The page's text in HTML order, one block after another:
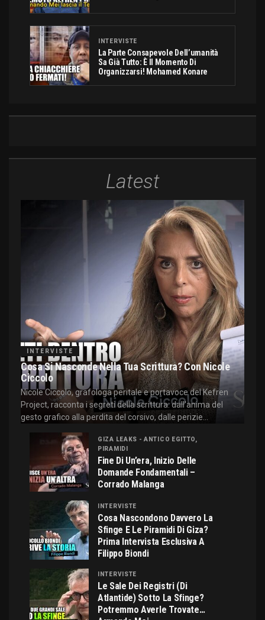
INTERVISTE
La Parte Consapevole Dell’umanità
Sa Già Tutto: È Il Momento Di
Organizzarsi! Mohamed Konare
Latest
INTERVISTE
Cosa Si Nasconde Nella Tua Scrittura? Con Nicole
Ciccolo
Nicole Ciccolo, grafologa peritale e portavoce del Kefren
Project, racconta i segreti della scrittura: dall'anima del
gesto grafico alla perdita del corsivo, dalle perizie...
GIZA LEAKS - ANTICO EGITTO,
PIRAMIDI
Fine Di Un’era, Inizio Delle
Domande Fondamentali –
Corrado Malanga
INTERVISTE
Cosa Nascondono Davvero La
Sfinge E Le Piramidi Di Giza?
Prima Intervista Esclusiva A
Filippo Biondi
INTERVISTE
Le Sale Dei Registri (di
Atlantide) Sotto La Sfinge?
Potremmo Averle Trovate…